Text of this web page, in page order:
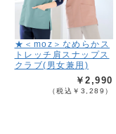
★＜moz＞なめらかス
トレッチ肩スナップス
クラブ(男女兼用)
￥2,990
（税込￥3,289）